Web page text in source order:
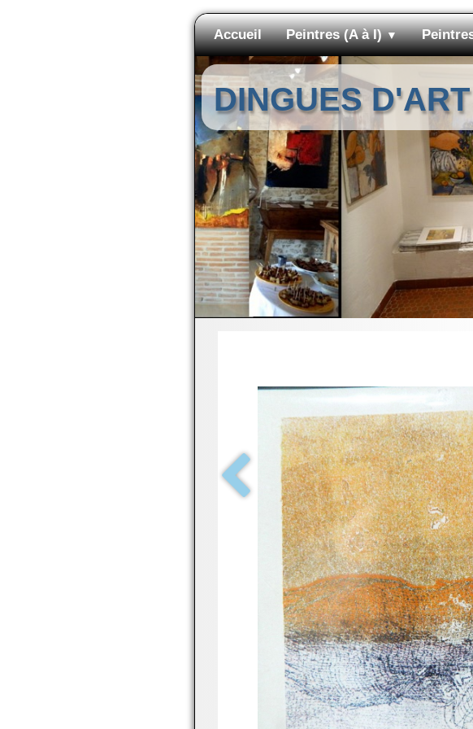
Accueil Peintres (A à I)▼
DINGUES D'ART